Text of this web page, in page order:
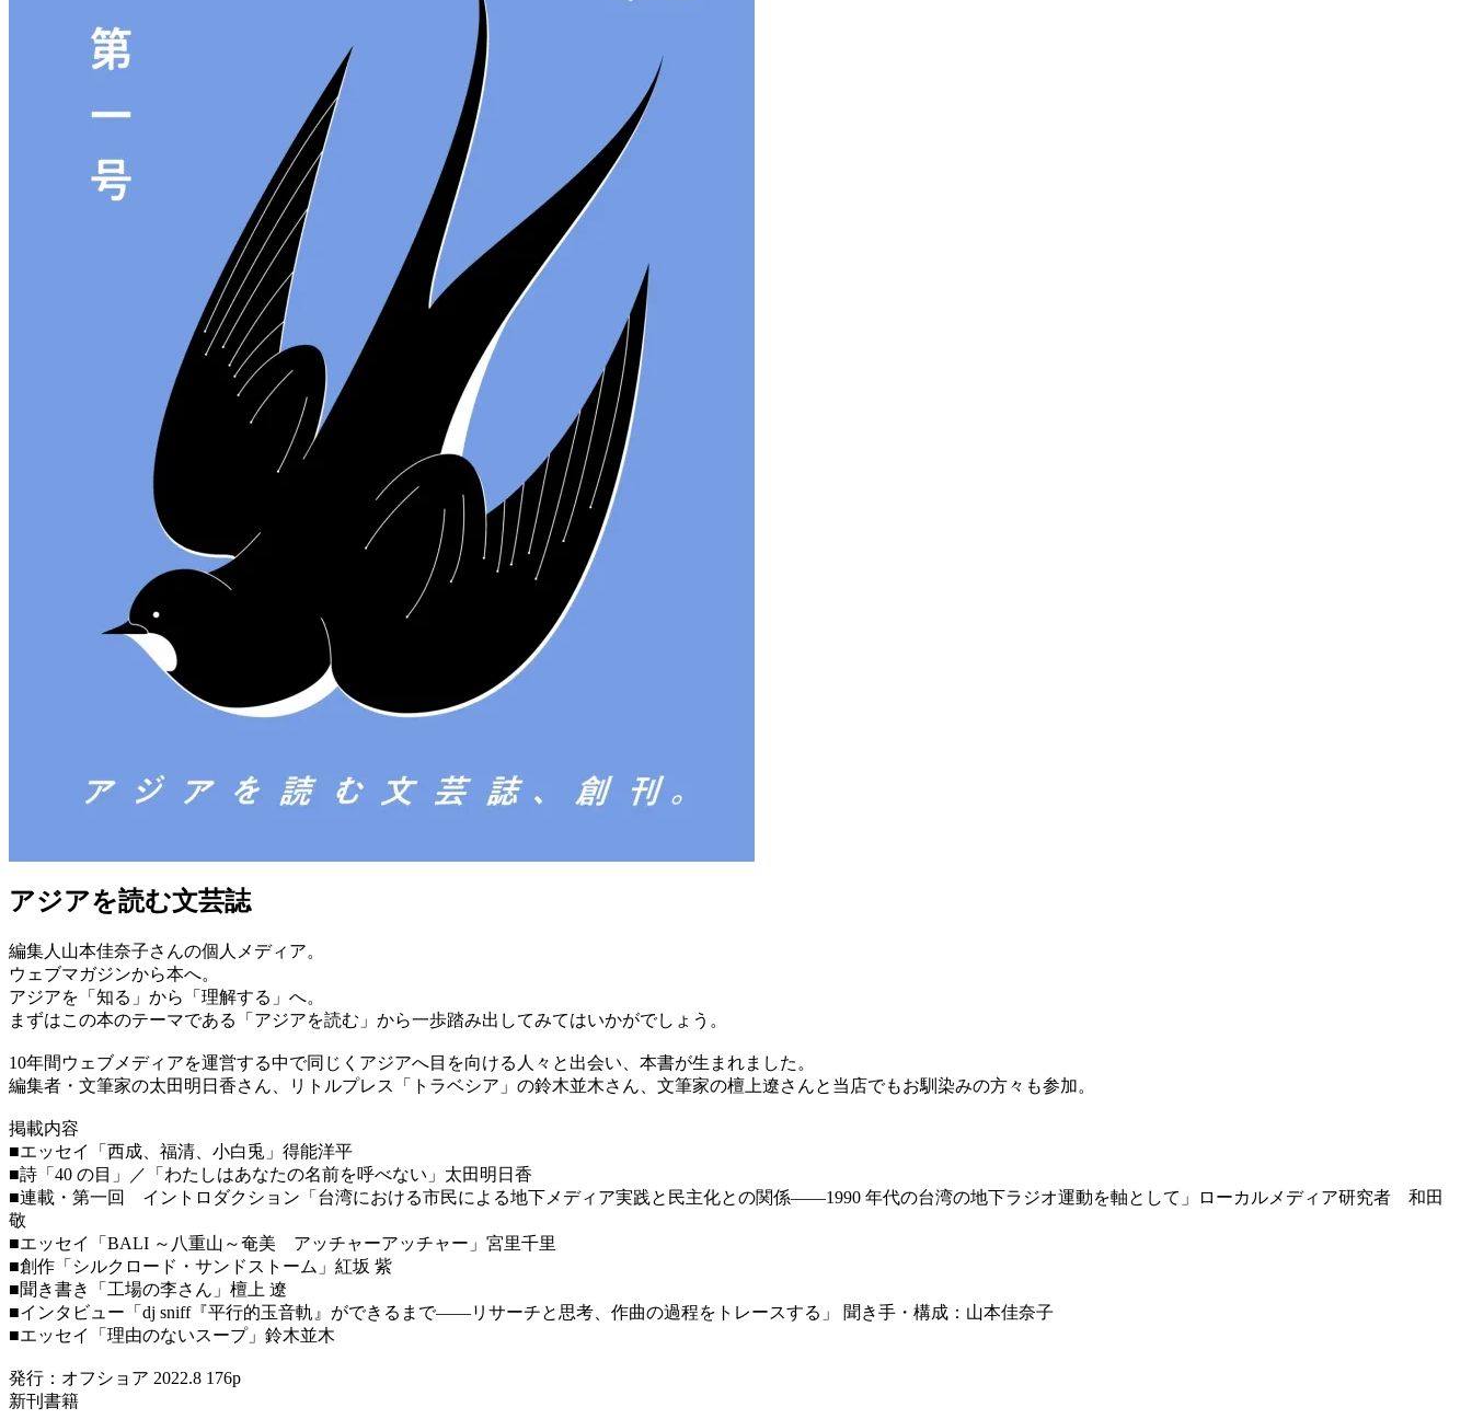
アジアを読む文芸誌
編集人山本佳奈子さんの個人メディア。
ウェブマガジンから本へ。
アジアを「知る」から「理解する」へ。
まずはこの本のテーマである「アジアを読む」から一歩踏み出してみてはいかがでしょう。
10年間ウェブメディアを運営する中で同じくアジアへ目を向ける人々と出会い、本書が生まれました。
編集者・文筆家の太田明日香さん、リトルプレス「トラベシア」の鈴木並木さん、文筆家の檀上遼さんと当店でもお馴染みの方々も参加。
掲載内容
■エッセイ「西成、福清、小白兎」得能洋平
■詩「40 の目」／「わたしはあなたの名前を呼べない」太田明日香
■連載・第一回 イントロダクション「台湾における市民による地下メディア実践と民主化との関係――1990 年代の台湾の地下ラジオ運動を軸として」ローカルメディア研究者 和田
敬
■エッセイ「BALI ～八重山～奄美 アッチャーアッチャー」宮里千里
■創作「シルクロード・サンドストーム」紅坂 紫
■聞き書き「工場の李さん」檀上 遼
■インタビュー「dj sniff『平行的玉音軌』ができるまで――リサーチと思考、作曲の過程をトレースする」 聞き手・構成：山本佳奈子
■エッセイ「理由のないスープ」鈴木並木
発行：オフショア 2022.8 176p
新刊書籍